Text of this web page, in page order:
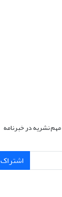
مهم نشریه در خبرنامه
اشتراک